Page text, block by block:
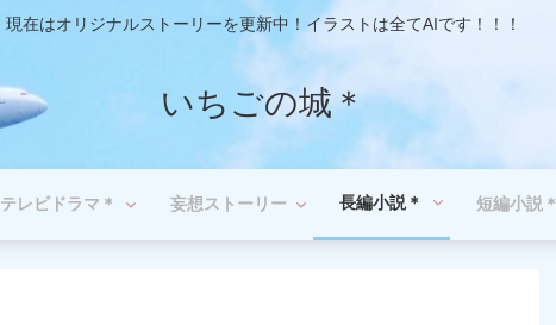
現在はオリジナルストーリーを更新中！イラストは全てAIです！！！
いちごの城＊
テレビドラマ＊ 妄想ストーリー 長編小説＊ 短編小説＊